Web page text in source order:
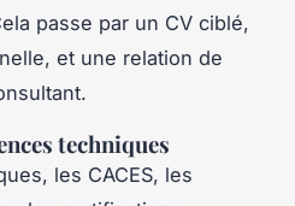
passe par un CV ciblé,
et une relation de
techniques
les CACES, les